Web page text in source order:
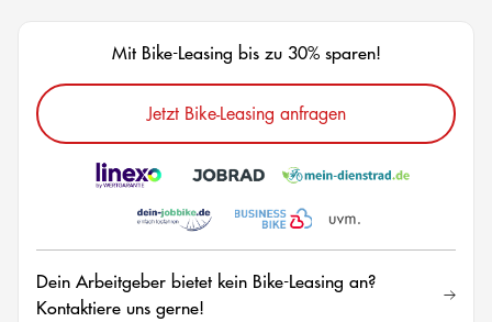
Mit Bike-Leasing bis zu 30% sparen!
Jetzt Bike-Leasing anfragen
Dein Arbeitgeber bietet kein Bike-Leasing an?
Kontaktiere uns gerne!